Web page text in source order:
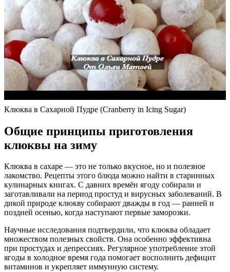
Клюква в Сахарной Пудре (Сranberry in Icing Sugar)
Общие принципы приготовления
клюквы на зиму
Клюква в сахаре — это не только вкусное, но и полезное
лакомство. Рецепты этого блюда можно найти в старинных
кулинарных книгах. С давних времён ягоду собирали и
заготавливали на период простуд и вирусных заболеваний. В
дикой природе клюкву собирают дважды в год — ранней и
поздней осенью, когда наступают первые заморозки.
Научные исследования подтвердили, что клюква обладает
множеством полезных свойств. Она особенно эффективна
при простудах и депрессиях. Регулярное употребление этой
ягоды в холодное время года помогает восполнить дефицит
витаминов и укрепляет иммунную систему.